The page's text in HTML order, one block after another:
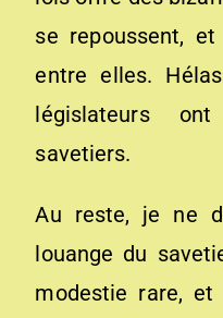
se repoussent,
entre elles.
législateurs
savetiers.
Au reste, je ne
louange du
modestie rare, et